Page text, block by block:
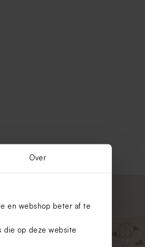
Over
en webshop beter af te
die op deze website